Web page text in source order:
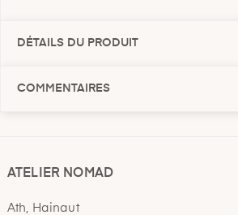
DÉTAILS DU PRODUIT
COMMENTAIRES
ATELIER NOMAD
Ath, Hainaut